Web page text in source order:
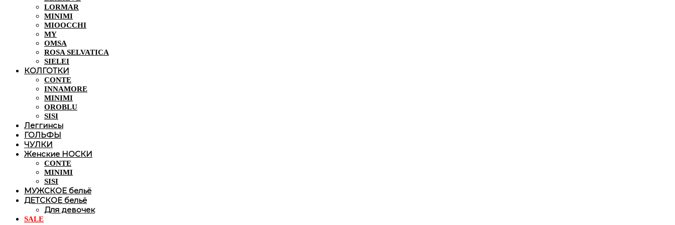
LORMAR
MINIMI
MIOOCCHI
MY
OMSA
ROSA SELVATICA
SIELEI
КОЛГОТКИ
CONTE
INNAMORE
MINIMI
OROBLU
SISI
Леггинсы
ГОЛЬФЫ
ЧУЛКИ
Женские НОСКИ
CONTE
MINIMI
SISI
МУЖСКОЕ бельё
ДЕТСКОЕ бельё
Для девочек
SALE